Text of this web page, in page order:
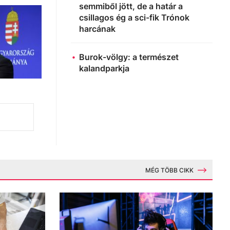
semmiből jött, de a határ a
csillagos ég a sci-fik Trónok
harcának
Burok-völgy: a természet
kalandparkja
MÉG TÖBB CIKK